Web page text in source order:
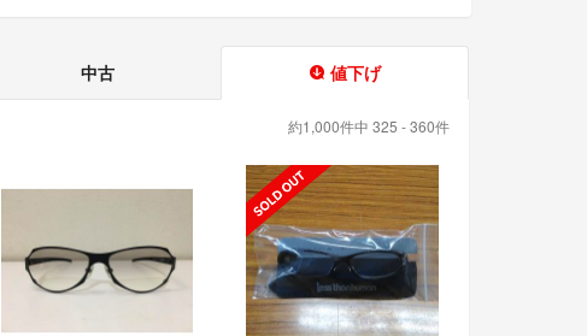
中古 値下げ
約1,000件中 325 - 360件